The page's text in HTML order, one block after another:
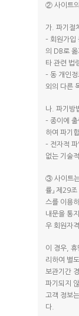
② 사이트의
가. 파기절
– 회원가입
의 DB로 옮
타 관련 법
– 동 개인
외의 다른
나. 파기방
– 종이에
하여 파기
– 전자적
없는 기술
③ 사이트는
률」 제29
스를 이용
내문을 통
우 회원자
이 경우, 휴
리하여 별
보관기간
파기되지
고객 정보
다.